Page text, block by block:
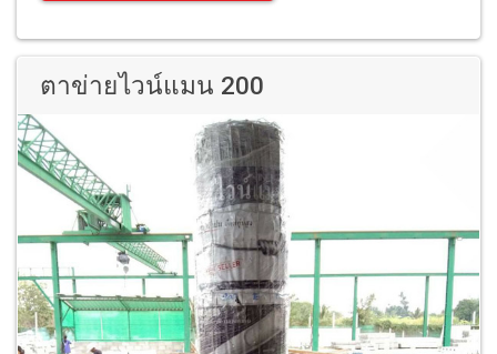
ตาข่ายไวน์แมน 200